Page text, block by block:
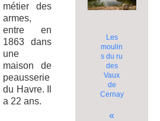
métier des
armes,
entre en
1863 dans
une
maison de
peausserie
du Havre. Il
a 22 ans.
Les
moulin
s du ru
des
Vaux
de
Cernay
«